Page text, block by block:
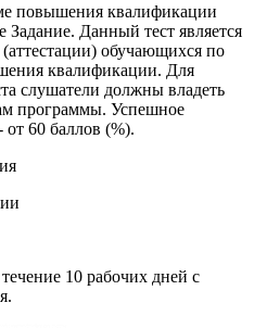
повышения квалификации
Задание. Данный тест является
обучающихся по
квалификации. Для
слушатели должны владеть
программы. Успешное
от 60 баллов (%).
10 рабочих дней с